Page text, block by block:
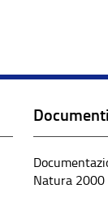
Documenti
Natura 2000